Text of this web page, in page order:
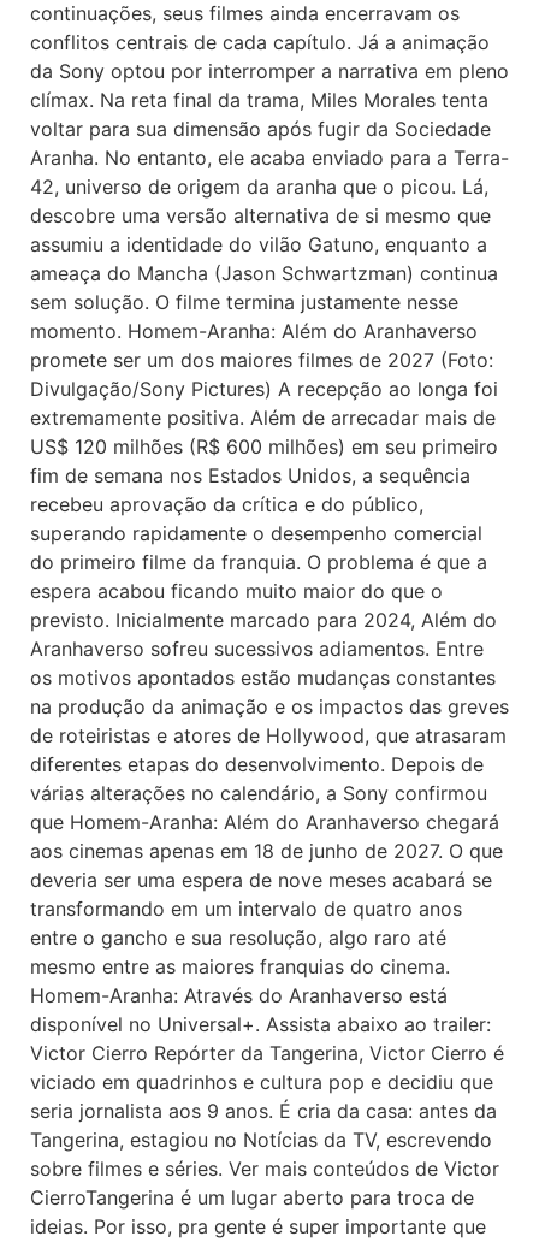
continuações, seus filmes ainda encerravam os
conflitos centrais de cada capítulo. Já a animação
da Sony optou por interromper a narrativa em pleno
clímax. Na reta final da trama, Miles Morales tenta
voltar para sua dimensão após fugir da Sociedade
Aranha. No entanto, ele acaba enviado para a Terra-
42, universo de origem da aranha que o picou. Lá,
descobre uma versão alternativa de si mesmo que
assumiu a identidade do vilão Gatuno, enquanto a
ameaça do Mancha (Jason Schwartzman) continua
sem solução. O filme termina justamente nesse
momento. Homem-Aranha: Além do Aranhaverso
promete ser um dos maiores filmes de 2027 (Foto:
Divulgação/Sony Pictures) A recepção ao longa foi
extremamente positiva. Além de arrecadar mais de
US$ 120 milhões (R$ 600 milhões) em seu primeiro
fim de semana nos Estados Unidos, a sequência
recebeu aprovação da crítica e do público,
superando rapidamente o desempenho comercial
do primeiro filme da franquia. O problema é que a
espera acabou ficando muito maior do que o
previsto. Inicialmente marcado para 2024, Além do
Aranhaverso sofreu sucessivos adiamentos. Entre
os motivos apontados estão mudanças constantes
na produção da animação e os impactos das greves
de roteiristas e atores de Hollywood, que atrasaram
diferentes etapas do desenvolvimento. Depois de
várias alterações no calendário, a Sony confirmou
que Homem-Aranha: Além do Aranhaverso chegará
aos cinemas apenas em 18 de junho de 2027. O que
deveria ser uma espera de nove meses acabará se
transformando em um intervalo de quatro anos
entre o gancho e sua resolução, algo raro até
mesmo entre as maiores franquias do cinema.
Homem-Aranha: Através do Aranhaverso está
disponível no Universal+. Assista abaixo ao trailer:
Victor Cierro Repórter da Tangerina, Victor Cierro é
viciado em quadrinhos e cultura pop e decidiu que
seria jornalista aos 9 anos. É cria da casa: antes da
Tangerina, estagiou no Notícias da TV, escrevendo
sobre filmes e séries. Ver mais conteúdos de Victor
CierroTangerina é um lugar aberto para troca de
ideias. Por isso, pra gente é super importante que